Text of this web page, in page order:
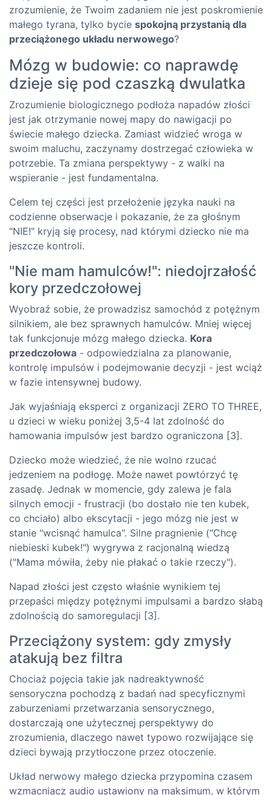
zrozumienie, że Twoim zadaniem nie jest poskromienie
małego tyrana, tylko bycie spokojną przystanią dla
przeciążonego układu nerwowego?
Mózg w budowie: co naprawdę
dzieje się pod czaszką dwulatka
Zrozumienie biologicznego podłoża napadów złości
jest jak otrzymanie nowej mapy do nawigacji po
świecie małego dziecka. Zamiast widzieć wroga w
swoim maluchu, zaczynamy dostrzegać człowieka w
potrzebie. Ta zmiana perspektywy - z walki na
wspieranie - jest fundamentalna.
Celem tej części jest przełożenie języka nauki na
codzienne obserwacje i pokazanie, że za głośnym
"NIE!" kryją się procesy, nad którymi dziecko nie ma
jeszcze kontroli.
"Nie mam hamulców!": niedojrzałość
kory przedczołowej
Wyobraź sobie, że prowadzisz samochód z potężnym
silnikiem, ale bez sprawnych hamulców. Mniej więcej
tak funkcjonuje mózg małego dziecka. Kora
przedczołowa - odpowiedzialna za planowanie,
kontrolę impulsów i podejmowanie decyzji - jest wciąż
w fazie intensywnej budowy.
Jak wyjaśniają eksperci z organizacji ZERO TO THREE,
u dzieci w wieku poniżej 3,5-4 lat zdolność do
hamowania impulsów jest bardzo ograniczona [3].
Dziecko może wiedzieć, że nie wolno rzucać
jedzeniem na podłogę. Może nawet powtórzyć tę
zasadę. Jednak w momencie, gdy zalewa je fala
silnych emocji - frustracji (bo dostało nie ten kubek,
co chciało) albo ekscytacji - jego mózg nie jest w
stanie "wcisnąć hamulca". Silne pragnienie ("Chcę
niebieski kubek!") wygrywa z racjonalną wiedzą
("Mama mówiła, żeby nie płakać o takie rzeczy").
Napad złości jest często właśnie wynikiem tej
przepaści między potężnymi impulsami a bardzo słabą
zdolnością do samoregulacji [3].
Przeciążony system: gdy zmysły
atakują bez filtra
Chociaż pojęcia takie jak nadreaktywność
sensoryczna pochodzą z badań nad specyficznymi
zaburzeniami przetwarzania sensorycznego,
dostarczają one użytecznej perspektywy do
zrozumienia, dlaczego nawet typowo rozwijające się
dzieci bywają przytłoczone przez otoczenie.
Układ nerwowy małego dziecka przypomina czasem
wzmacniacz audio ustawiony na maksimum, w którym